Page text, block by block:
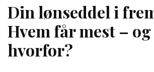
Din lønseddel i
Hvem får mest – og
hvorfor?